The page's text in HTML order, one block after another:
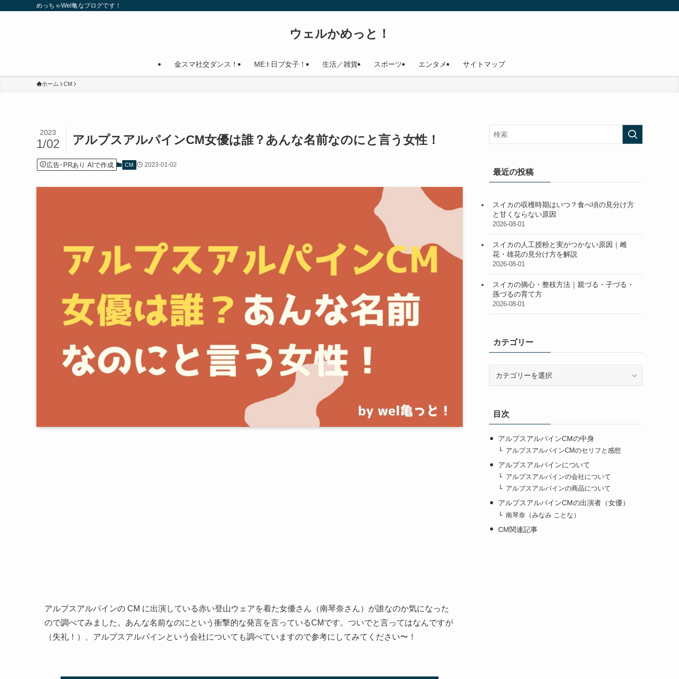
めっちゃWel亀なブログです！
ウェルかめっと！
金スマ社交ダンス！ ME:I 日プ女子！ 生活／雑貨 スポーツ エンタメ サイトマップ
ホーム CM
アルプスアルパインCM女優は誰？あんな名前なのにと言う女性！
2023
1/02
広告･PRあり AIで作成 CM 2023-01-02
アルプスアルパインの CM に出演している赤い登山ウェアを着た女優さん（南琴奈さん）が誰なのか気になった
ので調べてみました。あんな名前なのにという衝撃的な発言を言っているCMです。ついでと言ってはなんですが
（失礼！）、アルプスアルパインという会社についても調べていますので参考にしてみてください〜！
最近の投稿
スイカの収穫時期はいつ？食べ頃の見分け方
と甘くならない原因
2026-08-01
スイカの人工授粉と実がつかない原因｜雌
花・雄花の見分け方を解説
2026-08-01
スイカの摘心・整枝方法｜親づる・子づる・
孫づるの育て方
2026-08-01
カテゴリー
ー目次
アルプスアルパインCMの中身
アルプスアルパインCMのセリフと感想
アルプスアルパインについて
アルプスアルパインの会社について
アルプスアルパインの商品について
アルプスアルパインCMの出演者（女優）
南琴奈（みなみ ことな）
CM関連記事